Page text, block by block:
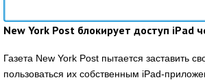
New York Post блокирует доступ iPad
Газета New York Post пытается заставить
пользоваться их собственным iPad-